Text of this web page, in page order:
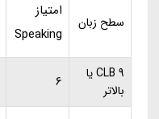
سطح زبان
امتیاز
Speaking
CLB 9 یا
بالاتر
6